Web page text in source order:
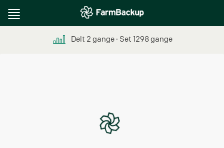
Toggle
Delt 2 gange∙ Set 1298gange